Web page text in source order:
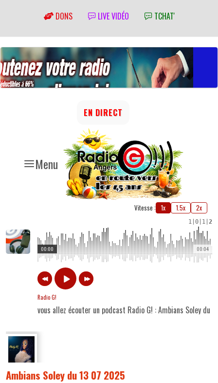
DONS LIVE VIDÉO TCHAT'
Menu
EN DIRECT
Vitesse : 1x 1.5x 2x
1 0 1 2
00:04
00:00
Radio G!
vous allez écouter un podcast Radio G! : Ambians Soley du
Ambians Soley du 13 07 2025